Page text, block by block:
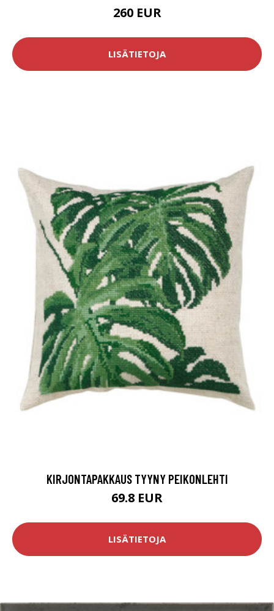
260 EUR
LISÄTIETOJA
KIRJONTAPAKKAUS TYYNY PEIKONLEHTI
69.8 EUR
LISÄTIETOJA